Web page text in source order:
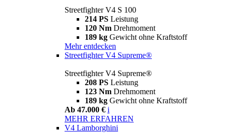
Streetfighter V4 S 100
214 PS Leistung
120 Nm Drehmoment
189 kg Gewicht ohne Kraftstoff
Mehr entdecken
Streetfighter V4 Supreme®
Streetfighter V4 Supreme®
208 PS Leistung
123 Nm Drehmoment
189 kg Gewicht ohne Kraftstoff
Ab 47.000 € i
MEHR ERFAHREN
V4 Lamborghini